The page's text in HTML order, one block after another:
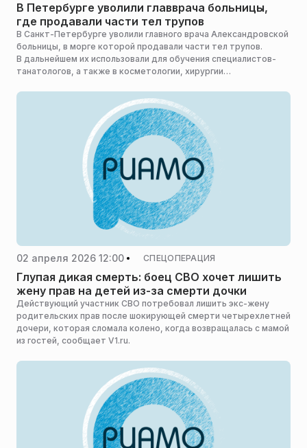
В Петербурге уволили главврача больницы,
где продавали части тел трупов
В Санкт-Петербурге уволили главного врача Александровской
больницы, в морге которой продавали части тел трупов.
В дальнейшем их использовали для обучения специалистов-
танатологов, а также в косметологии, хирургии
02 апреля 2026 12:00 СПЕЦОПЕРАЦИЯ
Глупая дикая смерть: боец СВО хочет лишить
жену прав на детей из-за смерти дочки
Действующий участник СВО потребовал лишить экс-жену
родительских прав после шокирующей смерти четырехлетней
дочери, которая сломала колено, когда возвращалась с мамой
из гостей, сообщает V1.ru.